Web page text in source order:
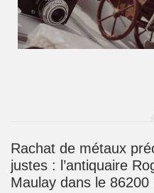
Rachat de métaux
justes : l’antiquaire
Maulay dans le 86200